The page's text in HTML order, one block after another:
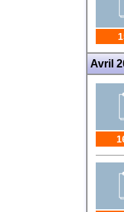
Avril